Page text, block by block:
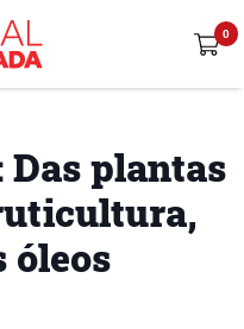
Das plantas
óleos